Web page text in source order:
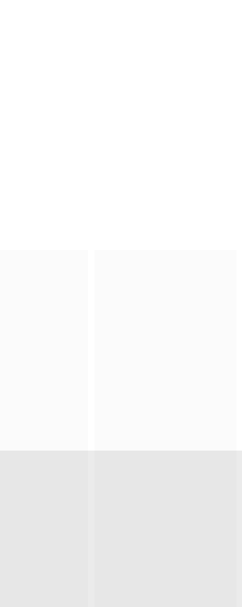
的力量逐
伴再度开启一场与古神教会的崭新
为救治师父森木宇冲击仙蜜试炼赛